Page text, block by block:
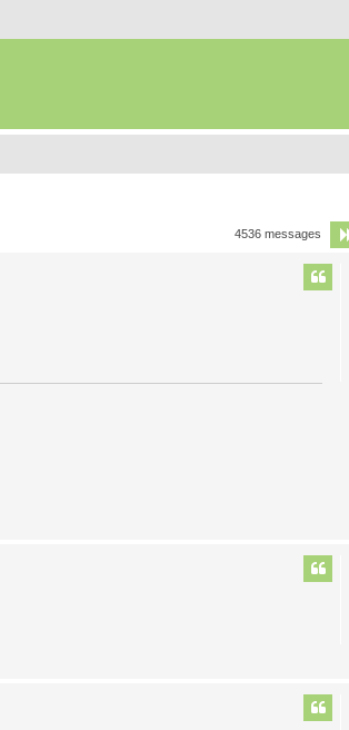
4536 messages